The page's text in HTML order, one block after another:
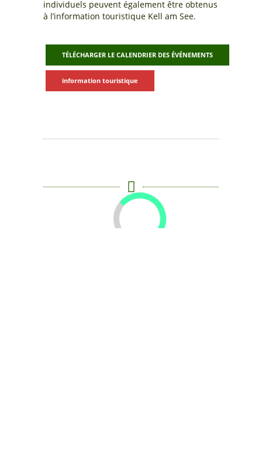
individuels peuvent également être obtenus
à l’information touristique Kell am See.
TÉLÉCHARGER LE CALENDRIER DES ÉVÉNEMENTS
information touristique